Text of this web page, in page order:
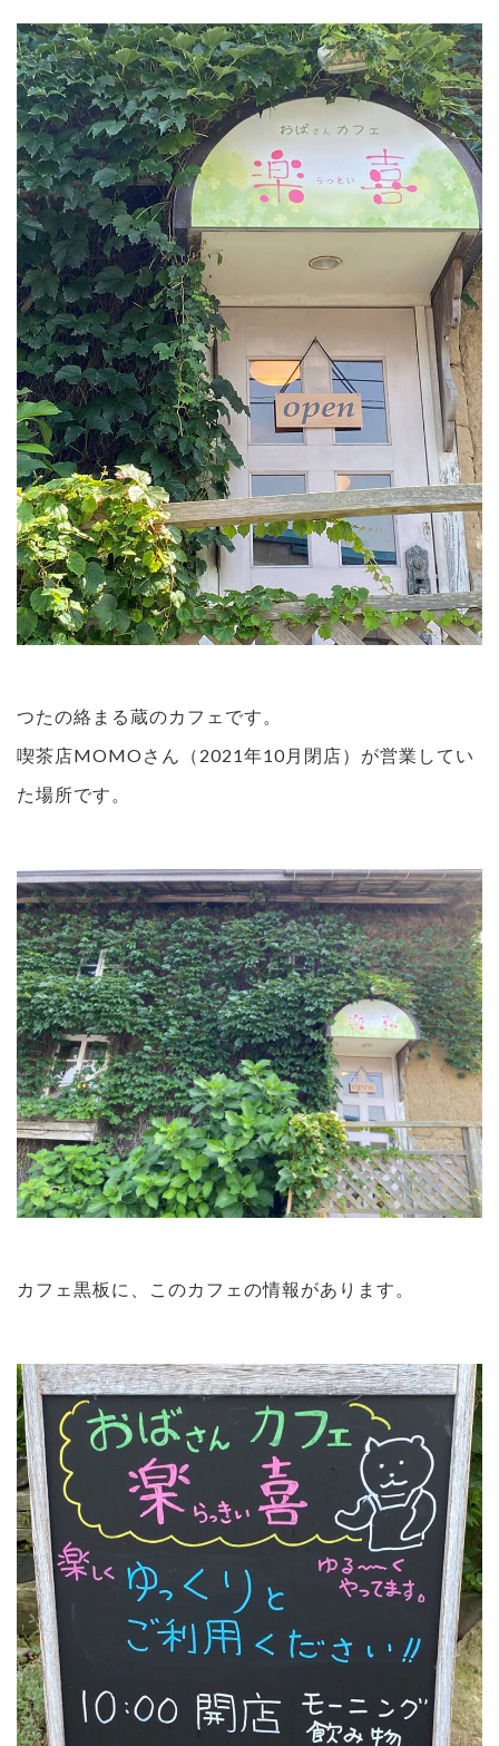
つたの絡まる蔵のカフェです。
喫茶店MOMOさん（2021年10月閉店）が営業してい
た場所です。
カフェ黒板に、このカフェの情報があります。